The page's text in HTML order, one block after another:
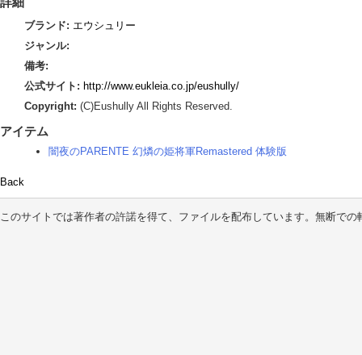
ブランド: エウシュリー
ジャンル:
備考:
公式サイト: http://www.eukleia.co.jp/eushully/
Copyright: (C)Eushully All Rights Reserved.
アイテム
闇夜のPARENTE 幻燐の姫将軍Remastered 体験版
Back
このサイトでは著作者の許諾を得て、ファイルを配布しています。無断での